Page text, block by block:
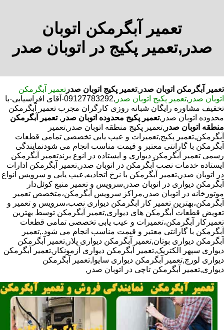
تعمیر آبگرمکن اتوبان
صدر,تعمیر پکیج در اتوبان صدر
تعمیر آبگرمکن اتوبان صدر ,تعمیر پکیج اتوبان صدر تعمیر آبگرمکن
اتوبان صدر ,تعمیر پکیج اتوبان صدر
,09127783292-آقای افراسیابی-با
تخفیف مشاوره رایگان شبانه روزی کارگران مجرب تعمیر آبگرمکن
محدوده اتوبان صدر,تعمیر پکیج محدوده اتوبان صدر , تعمیر آبگرمکن
منطقه اتوبان صدر ,تعمیر پکیج منطقه اتوبان صدر,تعمیر
آبگرمکن,تعمیر پکیج,تعمیرات و عیب یابی تخصصی تمامی قطعات
آبگرمکن با گارانتی معتبر و قیمت مناسب انجام می شودنمایندگی
رسمی تعمیر آبگرمکن دیواری و ایستاده در انوع برندتعمیر آبگرمکن
ایستاده خدمات نصب آبگرمکن در اتوبان صدر,تعمیر آبگرمکن ادارات
در اتوبان صدر,تعمیر آبگرمکن با نرخ اتحادیه,عیب یابی و سرویس انواع
آبگرمکن دیواری در اتوبان صدر,سرویس و تعمیر منبع کوئل‌دار
موتورخانه در اتوبان صدر,مراکز سرویس آبگرمکن،متخصص تعمیر
آبگرمکن،بهترین تعمیر کار ابگرمکن دیواری نصب،سرویس و تعمیر و
تعویض قطعات آبگرمکن های دیواری,تعمیر آبگرمکن توسط بهترین
تعمیرکار آبگرمکن،تعمیرات و عیب یابی تخصصی تمامی قطعات
آبگرمکن با گارانتی معتبر و قیمت مناسب انجام می شود.,تعمیر
آبگرمکن دیواری بوتان,تعمیر آبگرمکن دیواری پلار,تعمیر آبگرمکن
دیواری سپهر الکتریک,تعمیر آبگرمکن دیواری آزمونکار,تعمیر آبگرمکن
دیواری لورچ,تعمیر آبگرمکن دیواری سایوا,تعمیر آبگرمکن
دیواری,تعمیر آبگرمکن تاچی در اتوبان صدر,